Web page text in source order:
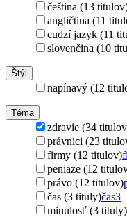
čeština (13
angličtina (11
cudzí jazyk (11
slovenčina (10
Štýl
napínavý (12
Téma
zdravie (34
právnici (23
firmy (12 titulov)
peniaze (12
právo (12 titulov)
čas (3 tituly)čas3
minulosť (3 tituly)